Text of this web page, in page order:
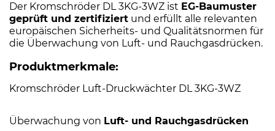
Der Kromschröder DL 3KG-3WZ ist EG-Baumuster
geprüft und zertifiziert und erfüllt alle relevanten
europäischen Sicherheits- und Qualitätsnormen für
die Überwachung von Luft- und Rauchgasdrücken.
Produktmerkmale:
Kromschröder Luft-Druckwächter DL 3KG-3WZ
Überwachung von Luft- und Rauchgasdrücken